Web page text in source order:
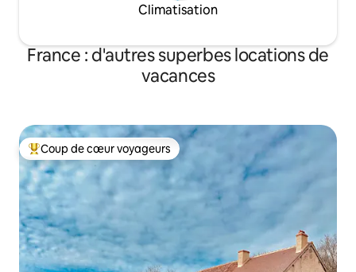
Climatisation
France : d'autres superbes locations de
vacances
Coups de cœur voyageurs les plus appréciés
Coup de cœur voyageurs